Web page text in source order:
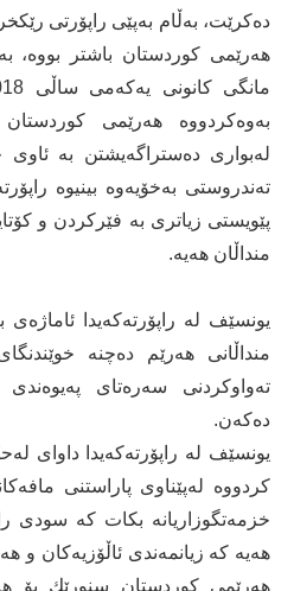
دەكرێت، بەڵام بەپێی راپۆرتی
هەرێمی كوردستان باشتر بووە،
بەوەكردووە هەرێمی
لەبواری دەستراگەیشتن بە ئاوی
تەندروستی بەخۆیەوە بینیوە
پێویستی زیاتری بە فێركردن و
منداڵان هەیە.
تەواوكردنی سەرەتای پەیوەندی
دەكەن.
یونسێف لە راپۆرتەكەیدا داوای
كردووە لەپێناوی پاراستنی
خزمەتگوزاریانە بكات كە سودی
هەیە كە زیانمەندی ئاڵۆزیەكان و
هەرێمی كوردستان سنورێك بۆ